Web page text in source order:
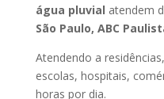
água pluvial atendem
São Paulo, ABC
Atendendo a
escolas, hospitais,
horas por dia.